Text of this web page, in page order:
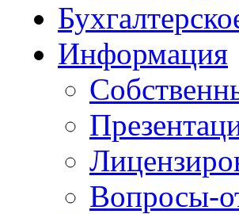
Информация
Вопросы-